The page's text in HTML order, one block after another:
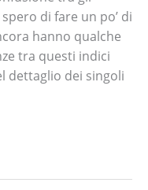
di fare un po’ di
hanno qualche
tra questi indici
dettaglio dei singoli